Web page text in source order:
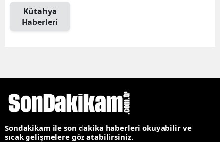
Kütahya
Haberleri
Sondakikam ile son dakika haberleri okuyabilir ve
sıcak gelişmelere göz atabilirsiniz.